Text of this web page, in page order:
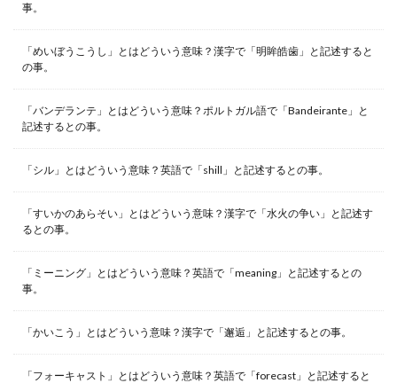
事。
「めいぼうこうし」とはどういう意味？漢字で「明眸皓歯」と記述すると
の事。
「バンデランテ」とはどういう意味？ポルトガル語で「Bandeirante」と
記述するとの事。
「シル」とはどういう意味？英語で「shill」と記述するとの事。
「すいかのあらそい」とはどういう意味？漢字で「水火の争い」と記述す
るとの事。
「ミーニング」とはどういう意味？英語で「meaning」と記述するとの
事。
「かいこう」とはどういう意味？漢字で「邂逅」と記述するとの事。
「フォーキャスト」とはどういう意味？英語で「forecast」と記述すると